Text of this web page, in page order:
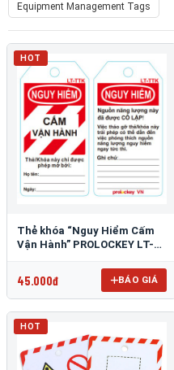
Equipment Management Tags
HOT
Thẻ khóa “Nguy Hiểm Cấm
Vận Hành” PROLOCKEY LT-
45.000đ BÁO GIÁ
HOT